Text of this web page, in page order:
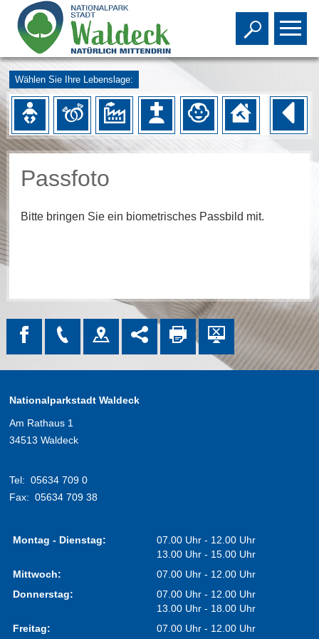
Toggle
Wählen Sie Ihre Lebenslage:
Passfoto
Bitte bringen Sie ein biometrisches Passbild mit.
Nationalparkstadt Waldeck
Am Rathaus 1
34513 Waldeck
Tel: 05634 709 0
Fax: 05634 709 38
Montag - Dienstag:
07.00 Uhr - 12.00 Uhr
13.00 Uhr - 15.00 Uhr
Mittwoch:
07.00 Uhr - 12.00 Uhr
Donnerstag:
07.00 Uhr - 12.00 Uhr
13.00 Uhr - 18.00 Uhr
Freitag:
07.00 Uhr - 12.00 Uhr